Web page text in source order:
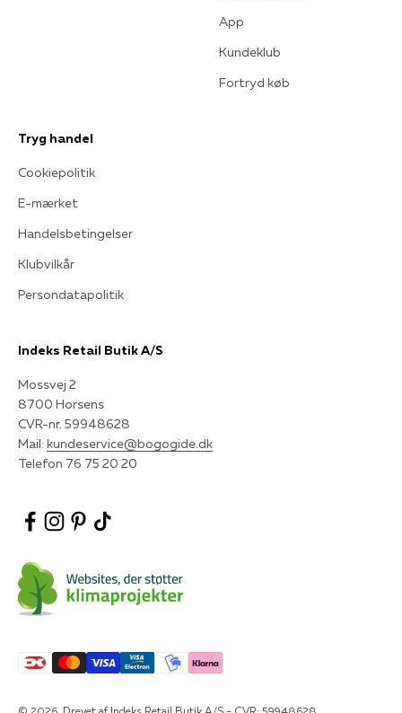
App
Kundeklub
Fortryd køb
Tryg handel
Cookiepolitik
E-mærket
Handelsbetingelser
Klubvilkår
Persondatapolitik
Indeks Retail Butik A/S
Mossvej 2
8700 Horsens
CVR-nr. 59948628
Mail: kundeservice@bogogide.dk
Telefon 76 75 20 20